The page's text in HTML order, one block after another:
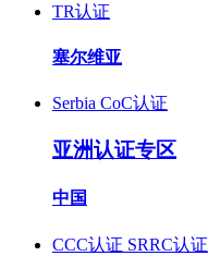
TR认证
塞尔维亚
Serbia CoC认证
亚洲认证专区
中国
CCC认证 SRRC认证